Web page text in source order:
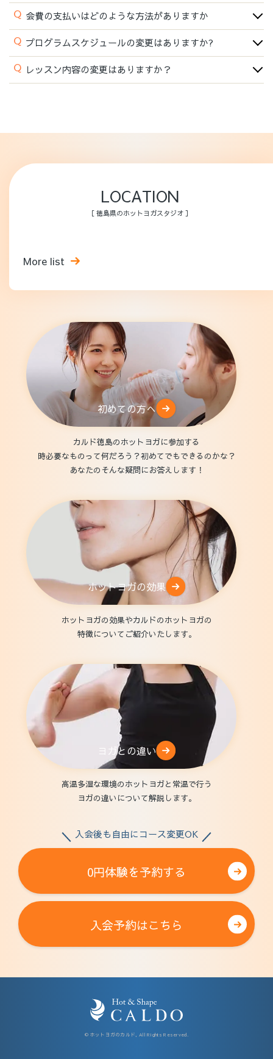
Q 会費の支払いはどのような方法がありますか
Q プログラムスケジュールの変更はありますか?
Q レッスン内容の変更はありますか？
LOCATION
［ 徳島県のホットヨガスタジオ ］
More list
初めての方へ
カルド徳島のホットヨガに参加する
時必要なものって何だろう？初めてでもできるのかな？
あなたのそんな疑問にお答えします！
ホットヨガの効果
ホットヨガの効果やカルドのホットヨガの
特徴についてご紹介いたします。
ヨガとの違い
高温多湿な環境のホットヨガと常温で行う
ヨガの違いについて解説します。
入会後も自由にコース変更OK
0円体験を予約する
入会予約はこちら
© ホットヨガのカルド, All Rights Reserved.